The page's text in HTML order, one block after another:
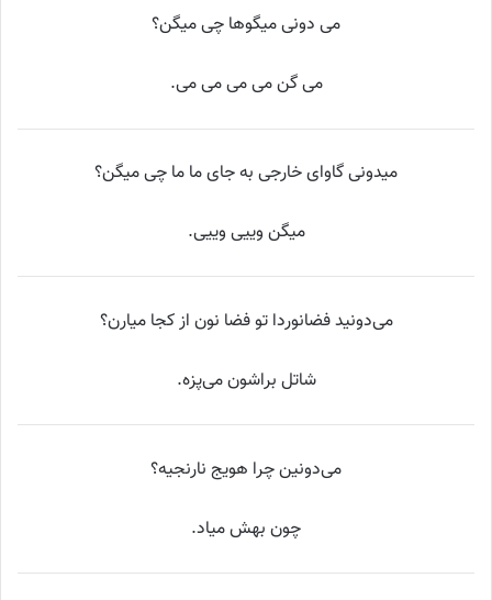
می دونی میگوها چی میگن؟
می گن می می می می.
میدونی گاوای خارجی به جای ما ما چی میگن؟
میگن وییی وییی.
می‌دونید فضانوردا تو فضا نون از کجا میارن؟
شاتل براشون می‌پزه.
می‌دونین چرا هویج نارنجیه؟
چون بهش میاد.